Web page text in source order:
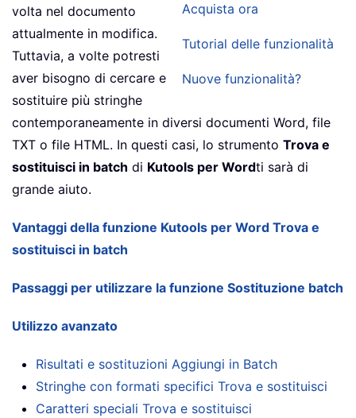
Acquista ora
Tutorial delle funzionalità
Nuove funzionalità?
volta nel documento
attualmente in modifica.
Tuttavia, a volte potresti
aver bisogno di cercare e
sostituire più stringhe
contemporaneamente in diversi documenti Word, file
TXT o file HTML. In questi casi, lo strumento Trova e
sostituisci in batch di Kutools per Wordti sarà di
grande aiuto.
Vantaggi della funzione Kutools per Word Trova e
sostituisci in batch
Passaggi per utilizzare la funzione Sostituzione batch
Utilizzo avanzato
Risultati e sostituzioni Aggiungi in Batch
Stringhe con formati specifici Trova e sostituisci
Caratteri speciali Trova e sostituisci